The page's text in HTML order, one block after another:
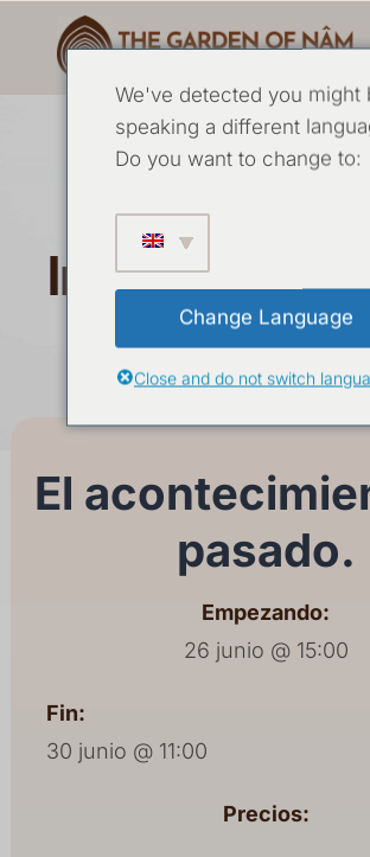
5 Días de
Intensivo
26 JUNIO-30 JUNIO
El
pasado.
Empezando:
26 junio @ 15:00
Fin:
30 junio @ 11:00
Precios:
We've detected you might
speaking a different
Do you want to change to:
Change Language
Close and do not switch